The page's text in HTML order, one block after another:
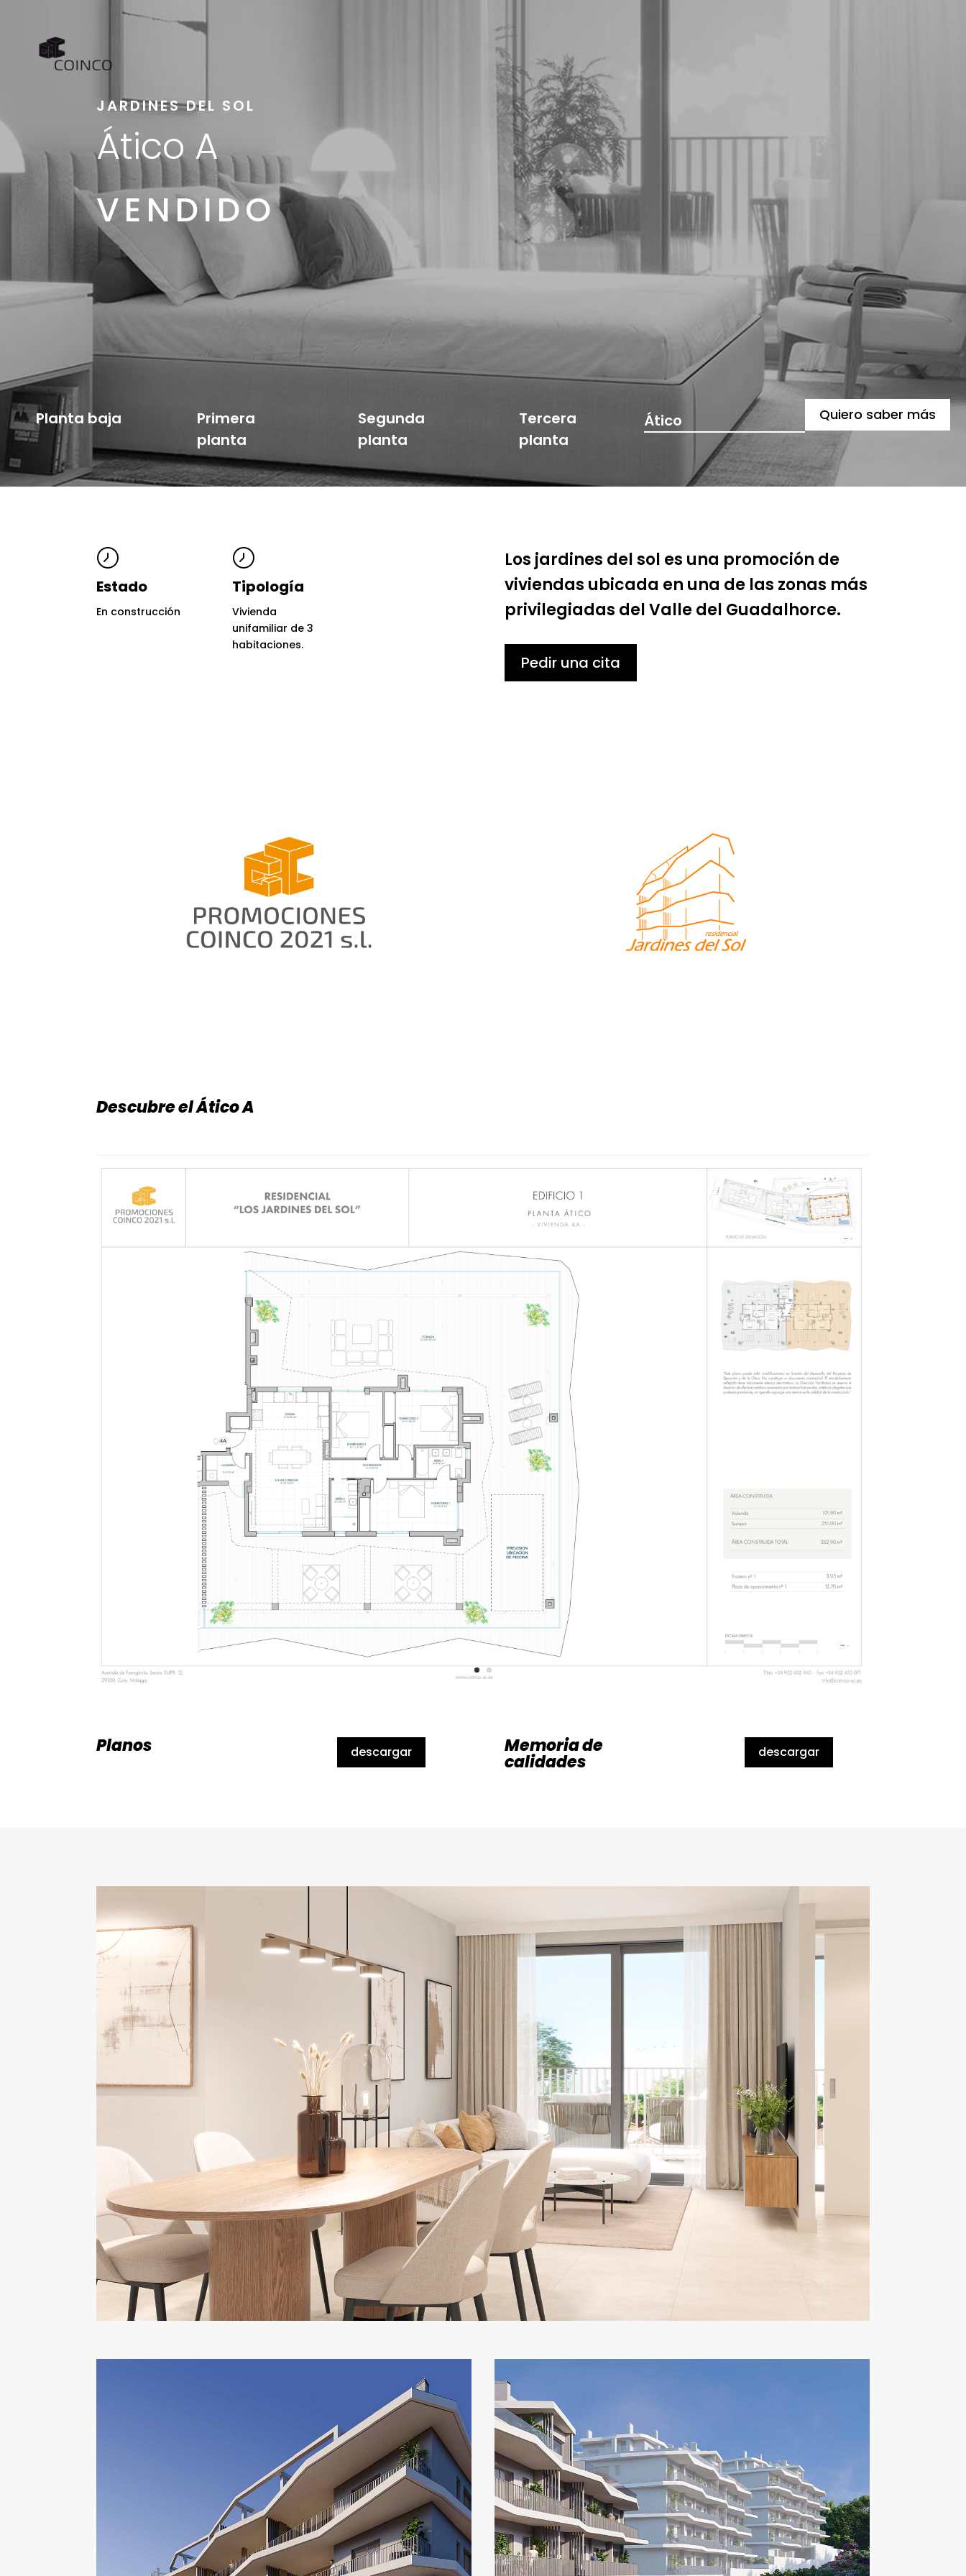
JARDINES DEL SOL
Ático A
VENDIDO
Planta baja
Primera
planta
Segunda
planta
Tercera
planta
Ático Quiero saber más
Estado
En construcción
Tipología
Vivienda
unifamiliar de 3
habitaciones.
Los jardines del sol es una promoción de
viviendas ubicada en una de las zonas más
privilegiadas del Valle del Guadalhorce.
Pedir una cita
Descubre el Ático A
Planos descargar Memoria de
calidades descargar